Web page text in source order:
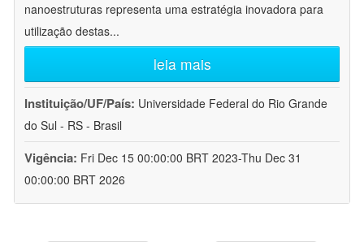
nanoestruturas representa uma estratégia inovadora para
utilização destas...
leia mais
Instituição/UF/País: Universidade Federal do Rio Grande
do Sul - RS - Brasil
Vigência: Fri Dec 15 00:00:00 BRT 2023-Thu Dec 31
00:00:00 BRT 2026